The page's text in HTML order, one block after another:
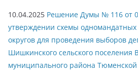
10.04.2025 Решение Думы № 116 от
утверждении схемы
округов для проведения выборов
Шишкинского сельского поселения
муниципального района Тюменской